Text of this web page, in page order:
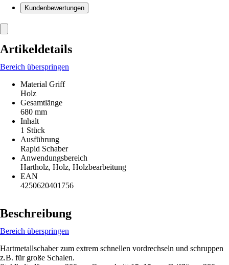
Kundenbewertungen
Artikeldetails
Bereich überspringen
Material Griff
Holz
Gesamtlänge
680 mm
Inhalt
1 Stück
Ausführung
Rapid Schaber
Anwendungsbereich
Hartholz, Holz, Holzbearbeitung
EAN
4250620401756
Beschreibung
Bereich überspringen
Hartmetallschaber zum extrem schnellen vordrechseln und schruppen
z.B. für große Schalen.